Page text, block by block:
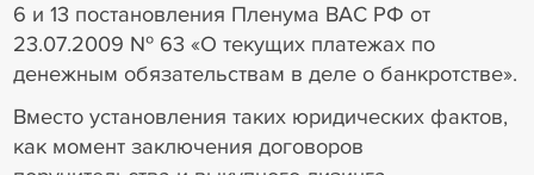
6 и 13 постановления Пленума ВАС РФ от
23.07.2009 № 63 «О текущих платежах по
денежным обязательствам в деле о банкротстве».
Вместо установления таких юридических фактов,
как момент заключения договоров